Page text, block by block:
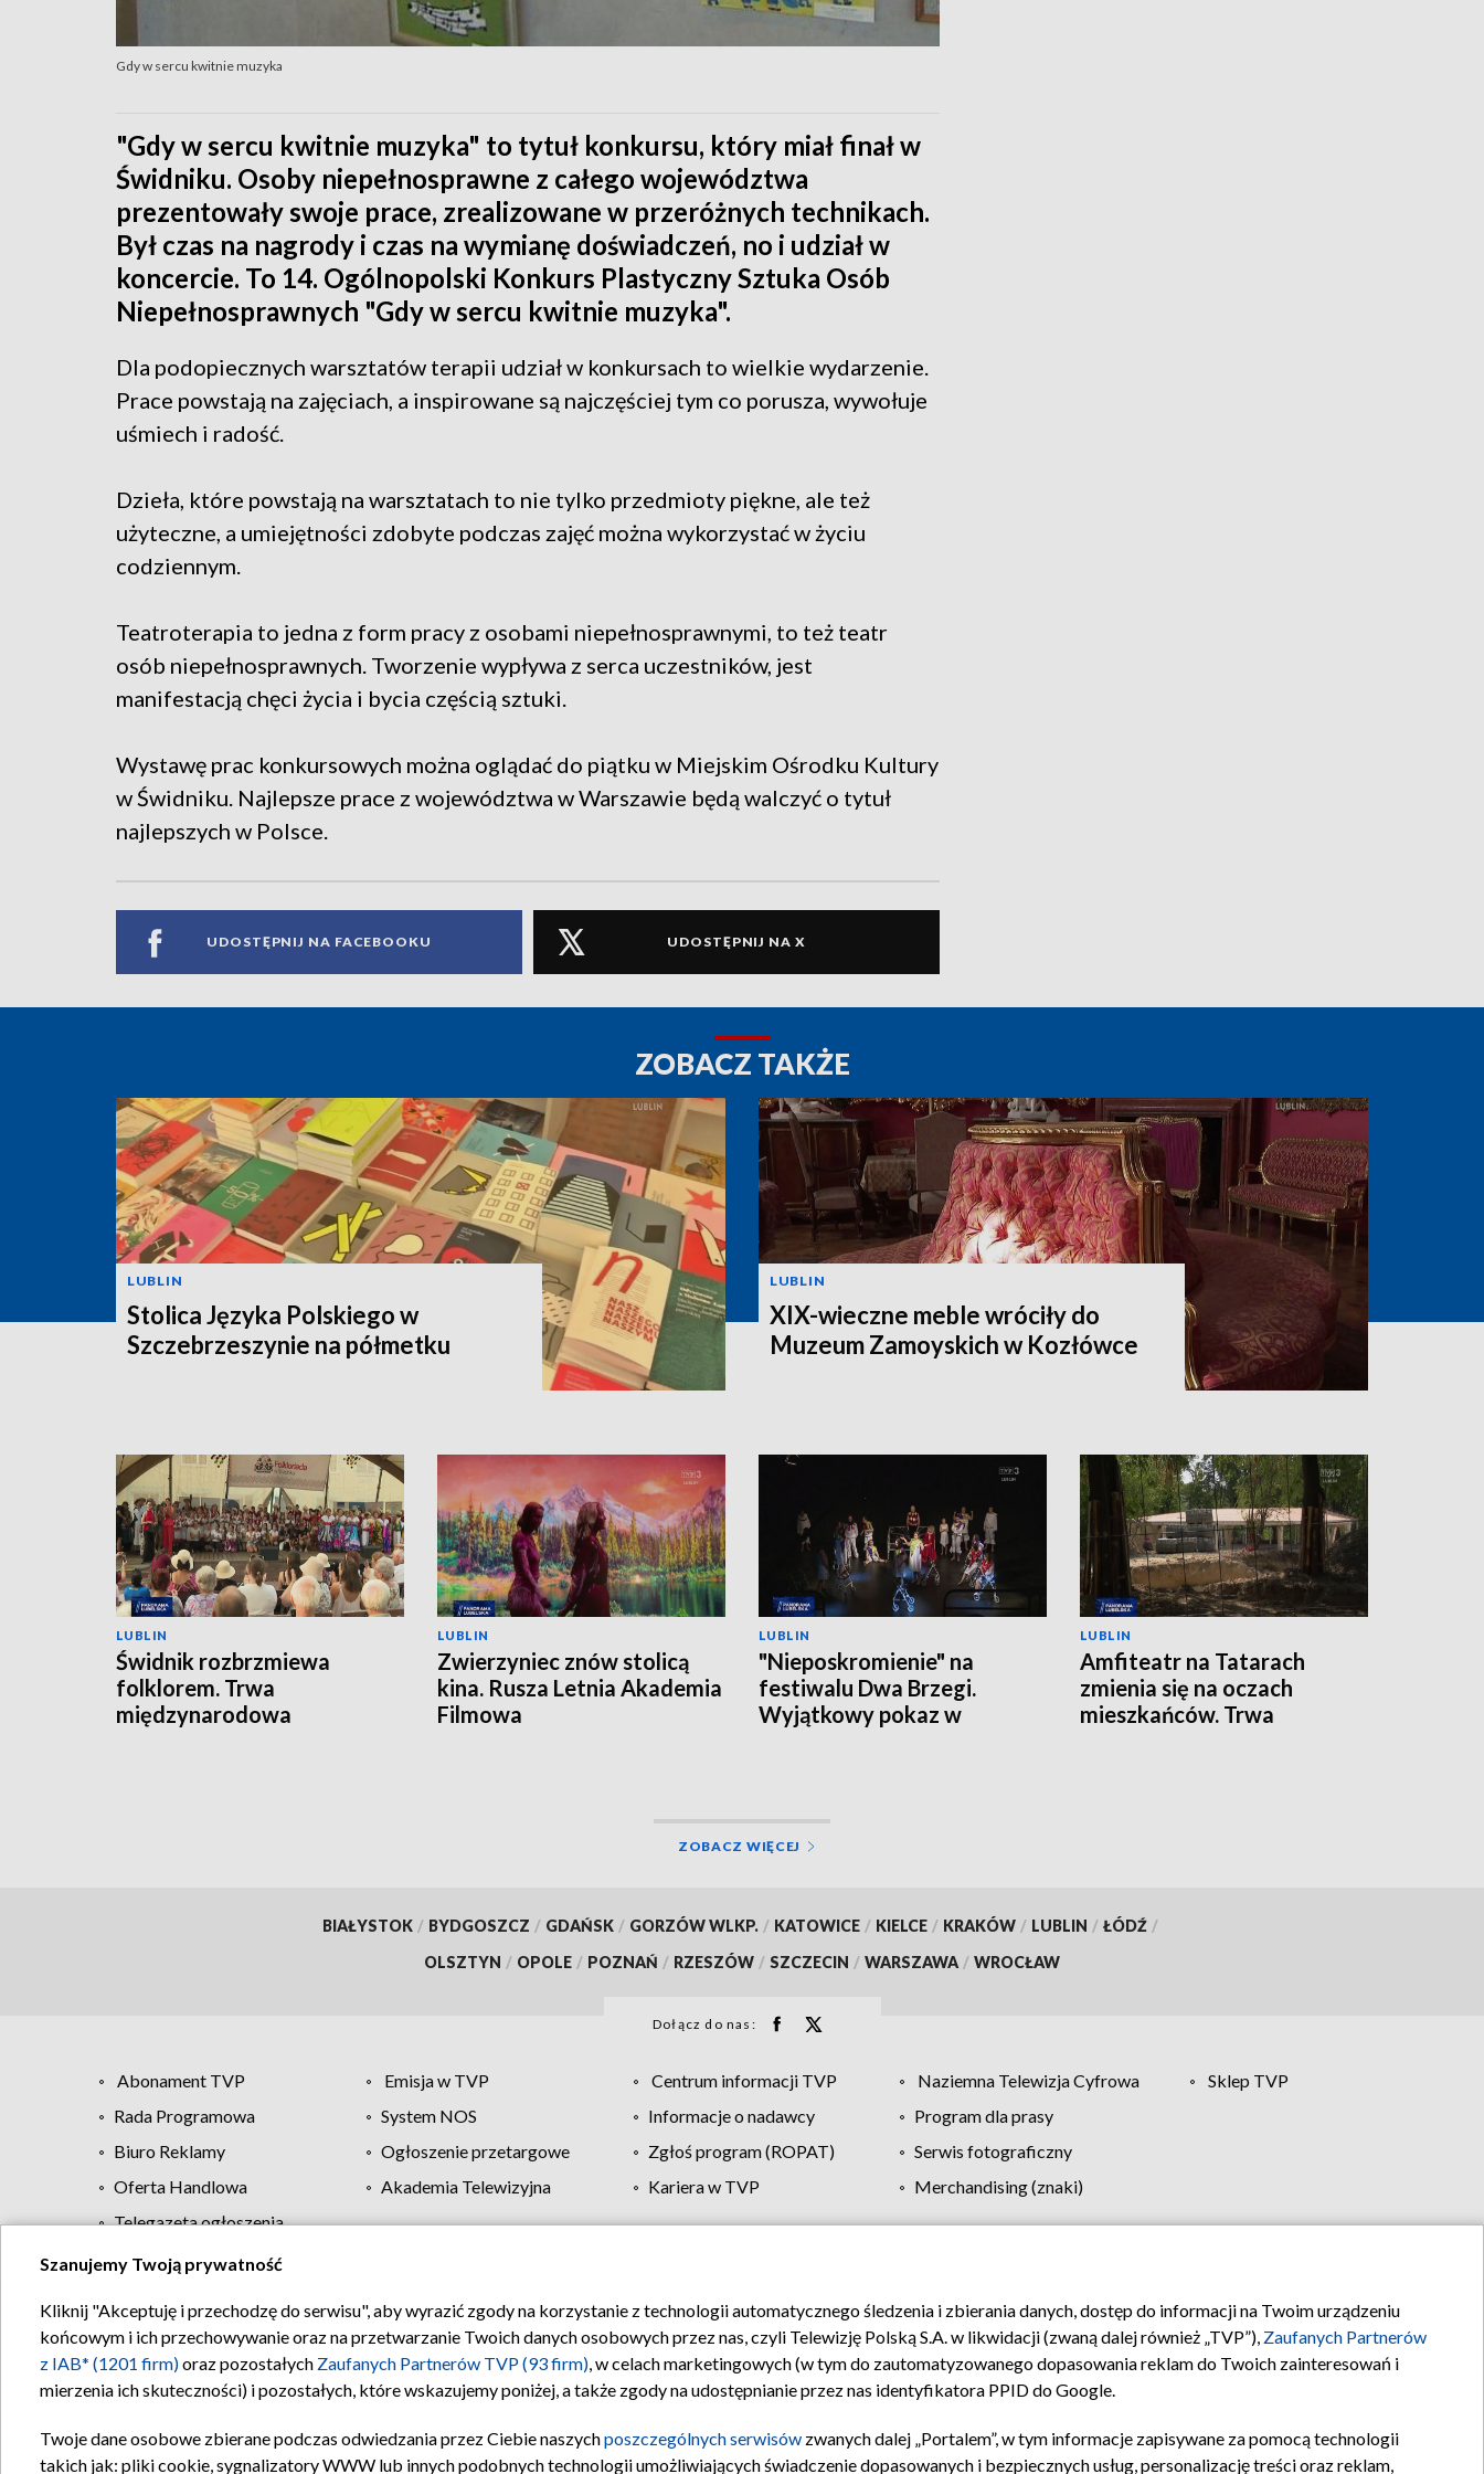
Gdy w sercu kwitnie muzyka
"Gdy w sercu kwitnie muzyka" to tytuł konkursu, który miał finał w
Świdniku. Osoby niepełnosprawne z całego województwa
prezentowały swoje prace, zrealizowane w przeróżnych technikach.
Był czas na nagrody i czas na wymianę doświadczeń, no i udział w
koncercie. To 14. Ogólnopolski Konkurs Plastyczny Sztuka Osób
Niepełnosprawnych "Gdy w sercu kwitnie muzyka".
Dla podopiecznych warsztatów terapii udział w konkursach to wielkie wydarzenie.
Prace powstają na zajęciach, a inspirowane są najczęściej tym co porusza, wywołuje
uśmiech i radość.
Dzieła, które powstają na warsztatach to nie tylko przedmioty piękne, ale też
użyteczne, a umiejętności zdobyte podczas zajęć można wykorzystać w życiu
codziennym.
Teatroterapia to jedna z form pracy z osobami niepełnosprawnymi, to też teatr
osób niepełnosprawnych. Tworzenie wypływa z serca uczestników, jest
manifestacją chęci życia i bycia częścią sztuki.
Wystawę prac konkursowych można oglądać do piątku w Miejskim Ośrodku Kultury
w Świdniku. Najlepsze prace z województwa w Warszawie będą walczyć o tytuł
najlepszych w Polsce.
UDOSTĘPNIJ NA FACEBOOKU UDOSTĘPNIJ NA X
ZOBACZ TAKŻE
LUBLIN
Stolica Języka Polskiego w
Szczebrzeszynie na półmetku
LUBLIN
XIX-wieczne meble wróciły do
Muzeum Zamoyskich w Kozłówce
LUBLIN
Świdnik rozbrzmiewa
folklorem. Trwa
międzynarodowa
LUBLIN
Zwierzyniec znów stolicą
kina. Rusza Letnia Akademia
Filmowa
LUBLIN
"Nieposkromienie" na
festiwalu Dwa Brzegi.
Wyjątkowy pokaz w
LUBLIN
Amfiteatr na Tatarach
zmienia się na oczach
mieszkańców. Trwa
ZOBACZ WIĘCEJ
BIAŁYSTOK / BYDGOSZCZ / GDAŃSK / GORZÓW WLKP. / KATOWICE / KIELCE / KRAKÓW / LUBLIN / ŁÓDŹ /
OLSZTYN / OPOLE / POZNAŃ / RZESZÓW / SZCZECIN / WARSZAWA / WROCŁAW
Dołącz do nas:
Abonament TVP Emisja w TVP Centrum informacji TVP Naziemna Telewizja Cyfrowa
Sklep TVP
Rada Programowa
System NOS Informacje o nadawcy
Program dla prasy
Biuro Reklamy
Ogłoszenie przetargowe Zgłoś program (ROPAT)
Serwis fotograficzny
Oferta Handlowa
Akademia Telewizyjna Kariera w TVP
Merchandising (znaki)
Telegazeta ogłoszenia
Regulamin TVP Polityka prywatności Moje zgody Pomoc Biuro reklamy Kontakt
Szanujemy Twoją prywatność
Kliknij "Akceptuję i przechodzę do serwisu", aby wyrazić zgody na korzystanie z technologii automatycznego śledzenia i zbierania danych, dostęp do informacji na Twoim urządzeniu
końcowym i ich przechowywanie oraz na przetwarzanie Twoich danych osobowych przez nas, czyli Telewizję Polską S.A. w likwidacji (zwaną dalej również „TVP”), Zaufanych Partnerów
z IAB* (1201 firm)oraz pozostałych Zaufanych Partnerów TVP (93 firm), w celach marketingowych (w tym do zautomatyzowanego dopasowania reklam do Twoich zainteresowań i
mierzenia ich skuteczności) i pozostałych, które wskazujemy poniżej, a także zgody na udostępnianie przez nas identyfikatora PPID do Google.
Twoje dane osobowe zbierane podczas odwiedzania przez Ciebie naszychposzczególnych serwisów zwanych dalej „Portalem”, w tym informacje zapisywane za pomocą technologii
takich jak: pliki cookie, sygnalizatory WWW lub innych podobnych technologii umożliwiających świadczenie dopasowanych i bezpiecznych usług, personalizację treści oraz reklam,